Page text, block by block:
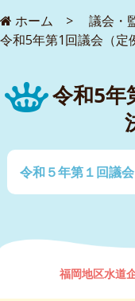
ホーム > 議会・
令和5年第1回議会（定
令和5年
令和５年第１回議
福岡地区水道